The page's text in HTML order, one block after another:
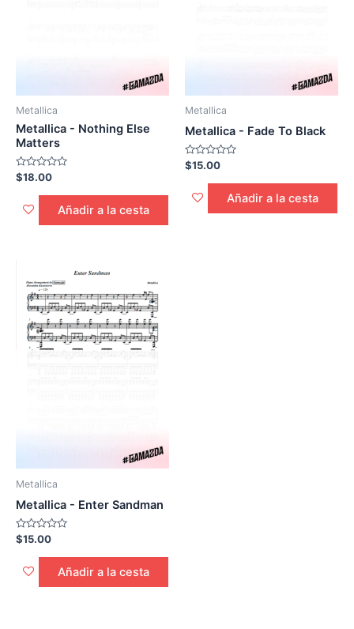
Metallica
Metallica - Nothing Else
Matters
Calificado
0
$18.00
Añadir a la cesta
Metallica
Metallica - Fade To Black
Calificado
0
$15.00
Añadir a la cesta
Metallica
Metallica - Enter Sandman
Calificado
0
$15.00
Añadir a la cesta